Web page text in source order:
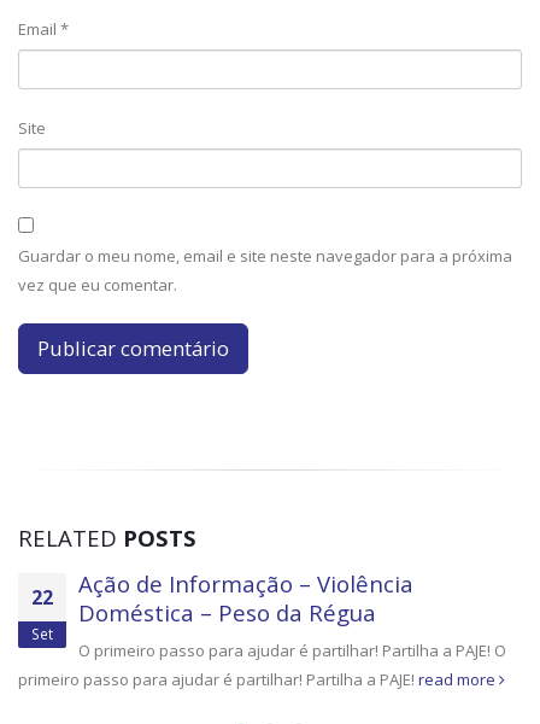
Email *
Site
Guardar o meu nome, email e site neste navegador para a próxima
vez que eu comentar.
RELATED POSTS
22
Set
Ação de Informação – Violência
Doméstica – Peso da Régua
O primeiro passo para ajudar é partilhar! Partilha a PAJE! O
primeiro passo para ajudar é partilhar! Partilha a PAJE! read more